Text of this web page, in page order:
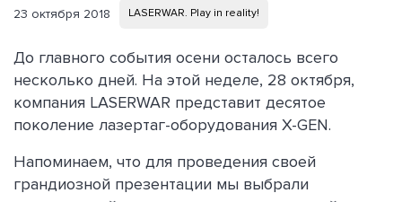
23 октября 2018 LASERWAR. Play in reality!
До главного события осени осталось всего
несколько дней. На этой неделе, 28 октября,
компания LASERWAR представит десятое
поколение лазертаг-оборудования X-GEN.
Напоминаем, что для проведения своей
грандиозной презентации мы выбрали